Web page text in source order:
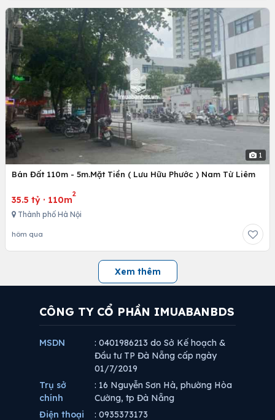
1
Bán Đất 110m - 5m.Mặt Tiền ( Lưu Hữu Phước ) Nam Từ Liêm
35.5 tỷ · 110m
2
Thành phố Hà Nội
hôm qua
Xem thêm
CÔNG TY CỔ PHẦN IMUABANBDS
MSDN
: 0401986213 do Sở Kế hoạch &
Đầu tư TP Đà Nẵng cấp ngày
01/7/2019
Trụ sở
chính
: 16 Nguyễn Sơn Hà, phường Hòa
Cường, tp Đà Nẵng
Điện thoại
: 0935373173